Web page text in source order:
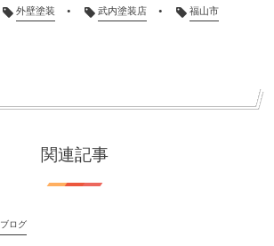
外壁塗装 武内塗装店 福山市
関連記事
ブログ